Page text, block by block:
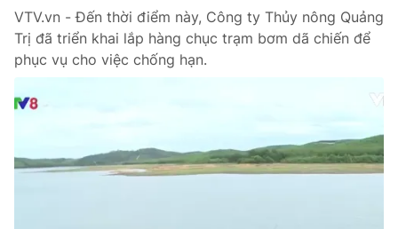
® Cấm sao chép dưới mọi hình thức nếu không có sự chấp
thuận bằng văn bản. Ghi rõ nguồn VTV.vn khi phát hành lại
VTV.vn - Đến thời điểm này, Công ty Thủy nông Quảng
Trị đã triển khai lắp hàng chục trạm bơm dã chiến để
phục vụ cho việc chống hạn.